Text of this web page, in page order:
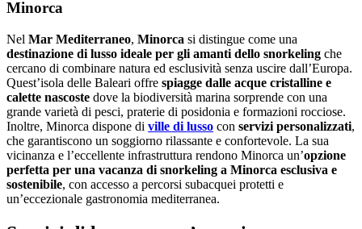
Minorca
Nel Mar Mediterraneo, Minorca si distingue come una
destinazione di lusso ideale per gli amanti dello snorkeling che
cercano di combinare natura ed esclusività senza uscire dall’Europa.
Quest’isola delle Baleari offre spiagge dalle acque cristalline e
calette nascoste dove la biodiversità marina sorprende con una
grande varietà di pesci, praterie di posidonia e formazioni rocciose.
Inoltre, Minorca dispone di ville di lusso con servizi personalizzati,
che garantiscono un soggiorno rilassante e confortevole. La sua
vicinanza e l’eccellente infrastruttura rendono Minorca un’opzione
perfetta per una vacanza di snorkeling a Minorca esclusiva e
sostenibile, con accesso a percorsi subacquei protetti e
un’eccezionale gastronomia mediterranea.